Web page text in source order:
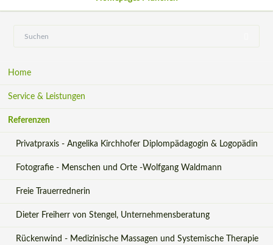
Home
Service & Leistungen
Referenzen
Privatpraxis - Angelika Kirchhofer Diplompädagogin & Logopädin
Fotografie - Menschen und Orte -Wolfgang Waldmann
Freie Trauerrednerin
Dieter Freiherr von Stengel, Unternehmensberatung
Rückenwind - Medizinische Massagen und Systemische Therapie